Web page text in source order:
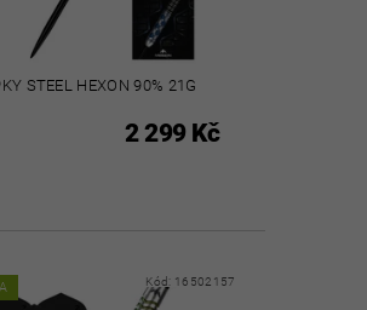
STEEL HEXON 90% 21G
2 299 Kč
Kód: 16502157